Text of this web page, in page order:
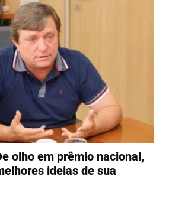
olho em prêmio nacional,
ideias de sua